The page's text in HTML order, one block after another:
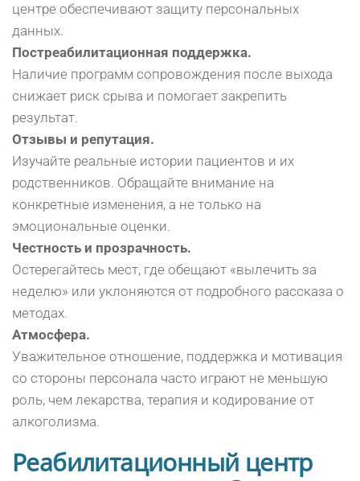
центре обеспечивают защиту персональных
данных.
Постреабилитационная поддержка.
Наличие программ сопровождения после выхода
снижает риск срыва и помогает закрепить
результат.
Отзывы и репутация.
Изучайте реальные истории пациентов и их
родственников. Обращайте внимание на
конкретные изменения, а не только на
эмоциональные оценки.
Честность и прозрачность.
Остерегайтесь мест, где обещают «вылечить за
неделю» или уклоняются от подробного рассказа о
методах.
Атмосфера.
Уважительное отношение, поддержка и мотивация
со стороны персонала часто играют не меньшую
роль, чем лекарства, терапия и кодирование от
алкоголизма.
Реабилитационный центр